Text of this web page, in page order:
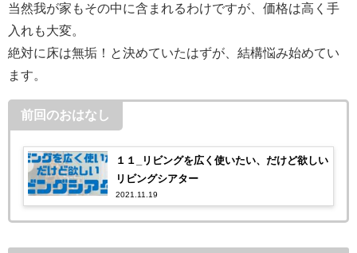
当然我が家もその中に含まれるわけですが、価格は高く手
入れも大変。
絶対に床は無垢！と決めていたはずが、結構悩み始めてい
ます。
前回のおはなし
１１_リビングを広く使いたい、だけど欲しい
リビングシアター
2021.11.19